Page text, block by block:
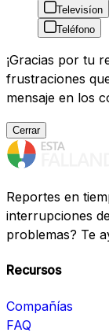
Televisíon
Teléfono
¡Gracias por tu
frustraciones
mensaje en los
Cerrar
Reportes en
interrupciones
problemas? Te
Recursos
Compañías
FAQ